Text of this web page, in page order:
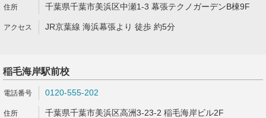
千葉県千葉市美浜区中瀬1-3 幕張テクノガーデンB棟9F
JR京葉線 海浜幕張より 徒歩 約5分
稲毛海岸駅前校
0120-555-202
千葉県千葉市美浜区高洲3-23-2 稲毛海岸ビル2F